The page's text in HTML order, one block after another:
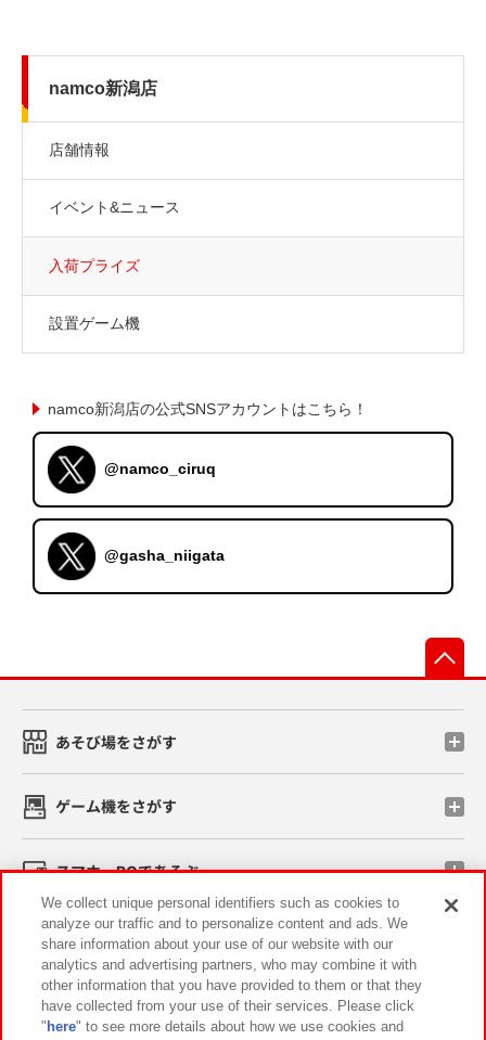
namco新潟店
店舗情報
イベント&ニュース
入荷プライズ
設置ゲーム機
namco新潟店の公式SNSアカウントはこちら！
@namco_ciruq
@gasha_niigata
あそび場をさがす
ゲーム機をさがす
スマホ・PCであそぶ
イベント・キャンペーン
We collect unique personal identifiers such as cookies to
analyze our traffic and to personalize content and ads. We
share information about your use of our website with our
analytics and advertising partners, who may combine it with
other information that you have provided to them or that they
have collected from your use of their services. Please click
" here" to see more details about how we use cookies and